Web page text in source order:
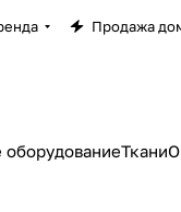
Продажа
Ткани